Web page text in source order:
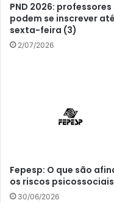
PND 2026: professores
podem se inscrever até
sexta-feira (3)
2/07/2026
Fepesp: O que são
os riscos
30/06/2026